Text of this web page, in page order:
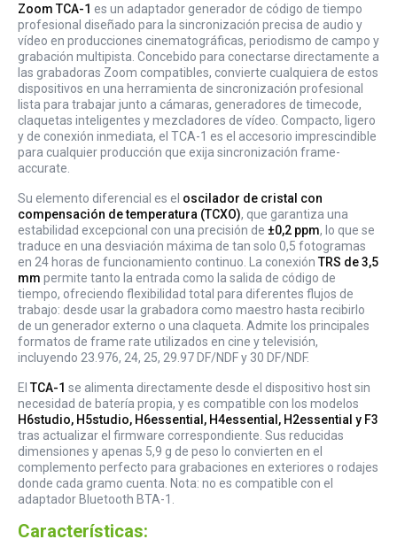
Zoom TCA-1 es un adaptador generador de código de tiempo
profesional diseñado para la sincronización precisa de audio y
vídeo en producciones cinematográficas, periodismo de campo y
grabación multipista. Concebido para conectarse directamente a
las grabadoras Zoom compatibles, convierte cualquiera de estos
dispositivos en una herramienta de sincronización profesional
lista para trabajar junto a cámaras, generadores de timecode,
claquetas inteligentes y mezcladores de vídeo. Compacto, ligero
y de conexión inmediata, el TCA-1 es el accesorio imprescindible
para cualquier producción que exija sincronización frame-
accurate.
Su elemento diferencial es el oscilador de cristal con
compensación de temperatura (TCXO), que garantiza una
estabilidad excepcional con una precisión de ±0,2 ppm, lo que se
traduce en una desviación máxima de tan solo 0,5 fotogramas
en 24 horas de funcionamiento continuo. La conexión TRS de 3,5
mm permite tanto la entrada como la salida de código de
tiempo, ofreciendo flexibilidad total para diferentes flujos de
trabajo: desde usar la grabadora como maestro hasta recibirlo
de un generador externo o una claqueta. Admite los principales
formatos de frame rate utilizados en cine y televisión,
incluyendo 23.976, 24, 25, 29.97 DF/NDF y 30 DF/NDF.
El TCA-1 se alimenta directamente desde el dispositivo host sin
necesidad de batería propia, y es compatible con los modelos
H6studio, H5studio, H6essential, H4essential, H2essential y F3
tras actualizar el firmware correspondiente. Sus reducidas
dimensiones y apenas 5,9 g de peso lo convierten en el
complemento perfecto para grabaciones en exteriores o rodajes
donde cada gramo cuenta. Nota: no es compatible con el
adaptador Bluetooth BTA-1.
Características: